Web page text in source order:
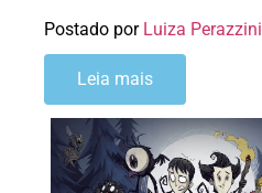
Postado por Luiza Perazzini
Leia mais